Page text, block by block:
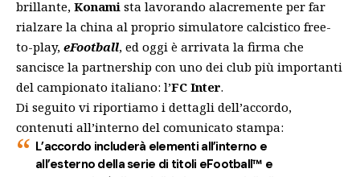
brillante, Konami sta lavorando alacremente per far
rialzare la china al proprio simulatore calcistico free-
to-play, eFootball, ed oggi è arrivata la firma che
sancisce la partnership con uno dei club più importanti
del campionato italiano: l’FC Inter.
Di seguito vi riportiamo i dettagli dell’accordo,
contenuti all’interno del comunicato stampa:
L’accordo includerà elementi all’interno e
all’esterno della serie di titoli eFootball™ e